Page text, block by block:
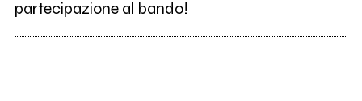
partecipazione al bando!